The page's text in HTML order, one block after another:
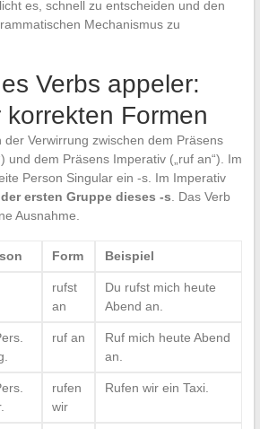
es, schnell zu entscheiden und den
Mechanismus zu
Verbs appeler:
korrekten Formen
der Verwirrung zwischen dem Präsens
und dem Präsens Imperativ („ruf an“). Im
Person Singular ein -s. Im Imperativ
ersten Gruppe dieses -s . Das Verb
Ausnahme.
Form Beispiel
rufst
an
Du rufst mich heute
Abend an.
ruf an
Ruf mich heute Abend
an.
rufen
wir
Rufen wir ein Taxi.